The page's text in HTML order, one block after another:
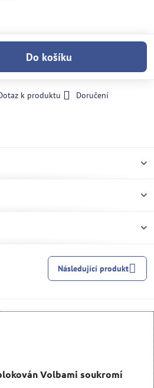
Do košíku
k produktu
Doručení
Následující produkt
Volbami soukromí